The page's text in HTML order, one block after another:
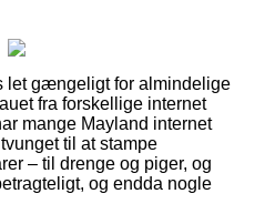
let gængeligt for almindelige
fra forskellige internet
mange Mayland internet
til at stampe
– til drenge og piger, og
og endda nogle